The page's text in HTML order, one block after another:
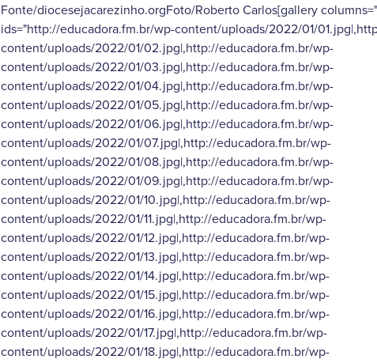
Fonte/diocesejacarezinho.orgFoto/Roberto Carlos[gallery
ids="http://educadora.fm.br/wp-content/uploads/2022/01/
content/uploads/2022/01/02.jpg|,http://educadora.fm.br/wp-
content/uploads/2022/01/03.jpg|,http://educadora.fm.br/wp-
content/uploads/2022/01/04.jpg|,http://educadora.fm.br/wp-
content/uploads/2022/01/05.jpg|,http://educadora.fm.br/wp-
content/uploads/2022/01/06.jpg|,http://educadora.fm.br/wp-
content/uploads/2022/01/07.jpg|,http://educadora.fm.br/wp-
content/uploads/2022/01/08.jpg|,http://educadora.fm.br/wp-
content/uploads/2022/01/09.jpg|,http://educadora.fm.br/wp-
content/uploads/2022/01/10.jpg|,http://educadora.fm.br/wp-
content/uploads/2022/01/11.jpg|,http://educadora.fm.br/wp-
content/uploads/2022/01/12.jpg|,http://educadora.fm.br/wp-
content/uploads/2022/01/13.jpg|,http://educadora.fm.br/wp-
content/uploads/2022/01/14.jpg|,http://educadora.fm.br/wp-
content/uploads/2022/01/15.jpg|,http://educadora.fm.br/wp-
content/uploads/2022/01/16.jpg|,http://educadora.fm.br/wp-
content/uploads/2022/01/17.jpg|,http://educadora.fm.br/wp-
content/uploads/2022/01/18.jpg|,http://educadora.fm.br/wp-